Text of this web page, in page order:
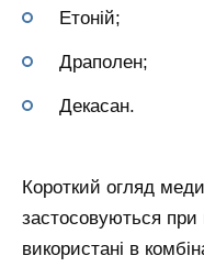
Етоній;
Драполен;
Декасан.
Короткий огляд
застосовуються при
використані в